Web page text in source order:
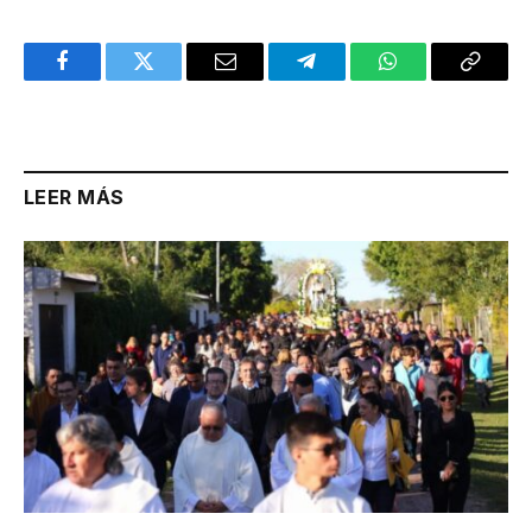
FacebookTwitter Email TelegramWhatsAppCopy
LEER MÁS